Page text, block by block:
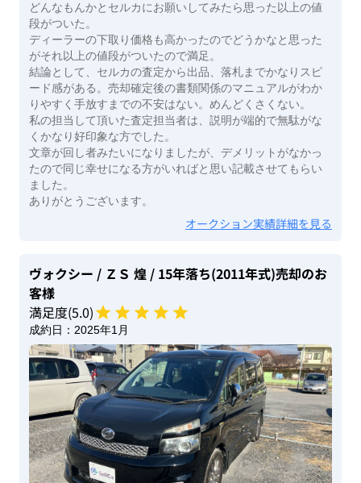
どんなもんかとセルカにお願いしてみたら思った以上の値
段がついた。
ディーラーの下取り価格も高かったのでどうかなと思った
がそれ以上の値段がついたので満足。
結論として、セルカの査定から出品、落札までかなりスピ
ード感がある。売却確定後の書類関係のマニュアルがわか
りやすく手放すまでの不安はない。めんどくさくない。
私の担当して頂いた査定担当者は、説明が端的で無駄がな
くかなり好印象な方でした。
文章が回し者みたいになりましたが、デメリットがなかっ
たので同じ幸せになる方がいればと思い記載させてもらい
ました。
ありがとうございます。
オークション実績詳細を見る
ヴォクシー / ＺＳ 煌 / 15年落ち(2011年式)売却のお
客様
満足度(5.0)
成約日： 2025年1月